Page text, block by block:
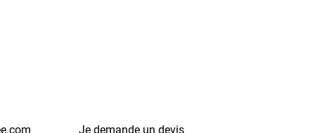
Je demande un devis